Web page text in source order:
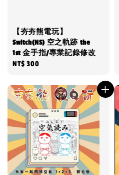
【夯夯熊電玩】
Switch(NS) 空之軌跡 the
1st 金手指/專業記錄修改
Regular
NT$ 300